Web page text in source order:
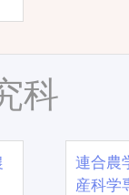
科
連合農
産科学